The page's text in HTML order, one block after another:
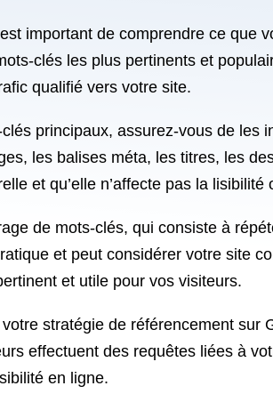
important de comprendre ce que
clés les plus pertinents et
qualifié vers votre site.
principaux, assurez-vous de
les balises méta, les titres, les
et qu’elle n’affecte pas la
de mots-clés, qui consiste à
et peut considérer votre site
et utile pour vos visiteurs.
stratégie de référencement sur
effectuent des requêtes liées à
en ligne.